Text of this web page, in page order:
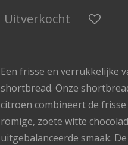
Uitverkocht
Een frisse en verrukkelijke
shortbread. Onze
citroen combineert de
romige, zoete witte
uitgebalanceerde smaak.